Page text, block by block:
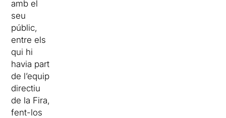
amb el
seu
públic,
entre els
qui hi
havia part
de l’equip
directiu
de la Fira,
fent-los